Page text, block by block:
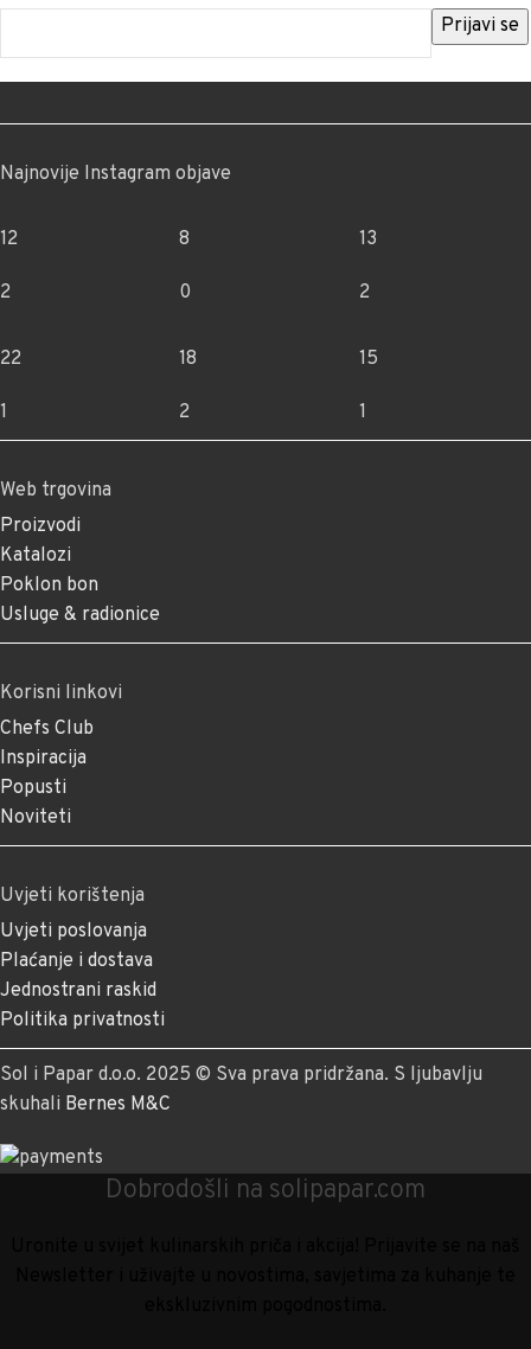
Najnovije Instagram objave
12
2
8
0
13
2
22
1
18
2
15
1
Web trgovina
Proizvodi
Katalozi
Poklon bon
Usluge & radionice
Korisni linkovi
Chefs Club
Inspiracija
Popusti
Noviteti
Uvjeti korištenja
Uvjeti poslovanja
Plaćanje i dostava
Jednostrani raskid
Politika privatnosti
Sol i Papar d.o.o. 2025 © Sva prava pridržana. S ljubavlju
skuhali Bernes M&C
Dobrodošli na solipapar.com